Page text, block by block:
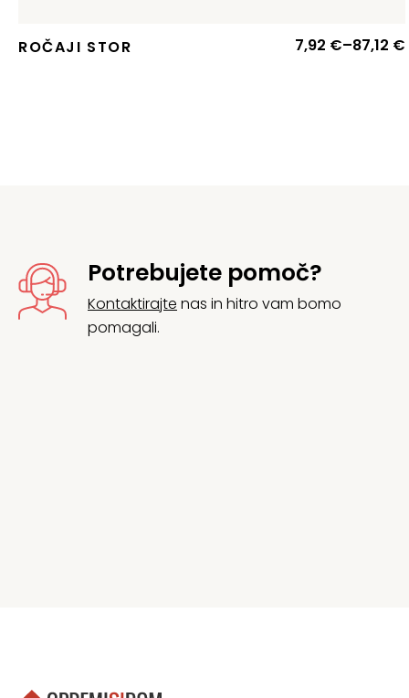
ROČAJI STOR 7,92 €–87,12 €
Potrebujete pomoč?
Kontaktirajte nas in hitro vam bomo
pomagali.